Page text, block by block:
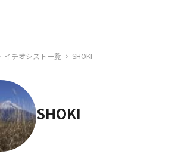
イチオシスト一覧 SHOKI
SHOKI